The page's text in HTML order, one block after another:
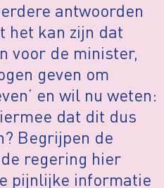
antwoorden
het kan zijn dat
voor de minister,
geven om
en wil nu weten:
dat dit dus
Begrijpen de
regering hier
pijnlijke informatie